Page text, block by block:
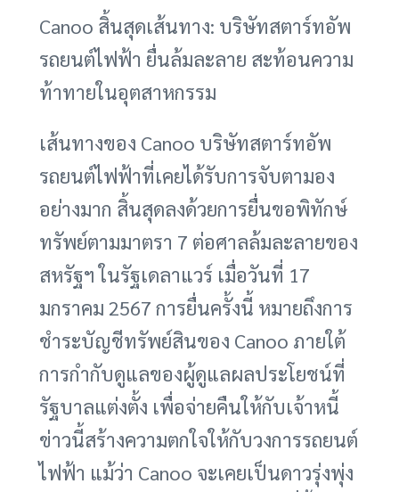
Canoo สิ้นสุดเส้นทาง: บริษัทสตาร์ทอัพ
รถยนต์ไฟฟ้า ยื่นล้มละลาย สะท้อนความ
ท้าทายในอุตสาหกรรม
เส้นทางของ Canoo บริษัทสตาร์ทอัพ
รถยนต์ไฟฟ้าที่เคยได้รับการจับตามอง
อย่างมาก สิ้นสุดลงด้วยการยื่นขอพิทักษ์
ทรัพย์ตามมาตรา 7 ต่อศาลล้มละลายของ
สหรัฐฯ ในรัฐเดลาแวร์ เมื่อวันที่ 17
มกราคม 2567 การยื่นครั้งนี้ หมายถึงการ
ชำระบัญชีทรัพย์สินของ Canoo ภายใต้
การกำกับดูแลของผู้ดูแลผลประโยชน์ที่
รัฐบาลแต่งตั้ง เพื่อจ่ายคืนให้กับเจ้าหนี้
ข่าวนี้สร้างความตกใจให้กับวงการรถยนต์
ไฟฟ้า แม้ว่า Canoo จะเคยเป็นดาวรุ่งพุ่ง